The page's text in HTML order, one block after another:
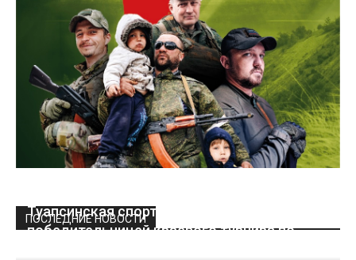
ПОСЛЕДНИЕ НОВОСТИ
Туапсинская спортсменка стала
победительницей краевого турнира по